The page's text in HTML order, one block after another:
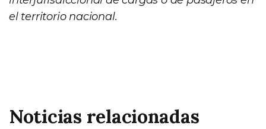
el territorio nacional.
Noticias relacionadas